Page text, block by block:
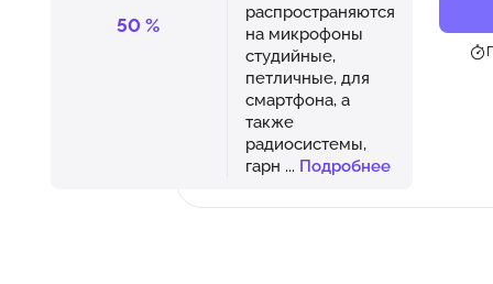
50 %
распространяются
на микрофоны
студийные,
петличные, для
смартфона, а
также
радиосистемы,
гарн ... Подробнее